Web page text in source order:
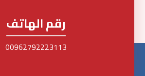
رقم الهاتف
00962792223113